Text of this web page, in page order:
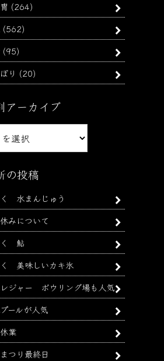
(264)
(562)
(95)
り (20)
アーカイブ
の投稿
水まんじゅう
みについて
く 鮎
美味しいカキ氷
ジャー ボウリング場も人気
ールが人気
業
つり最終日